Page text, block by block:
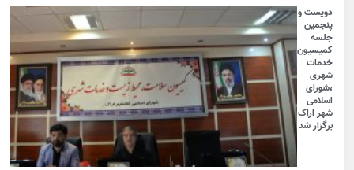
دویست و
پنجمین
جلسه
کمیسیون
خدمات
شهری
،شورای
اسلامی
شهر اراک
برگزار شد